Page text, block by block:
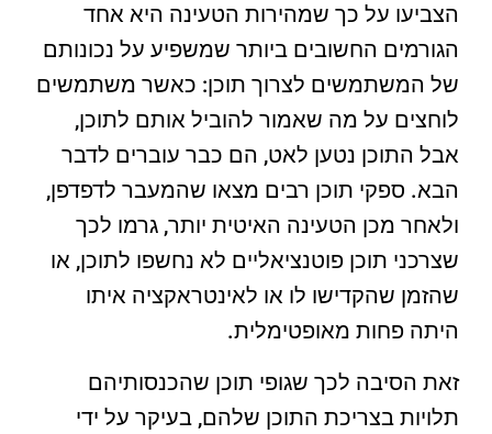
הצביעו על כך שמהירות הטעינה היא אחד
הגורמים החשובים ביותר שמשפיע על נכונותם
של המשתמשים לצרוך תוכן: כאשר משתמשים
לוחצים על מה שאמור להוביל אותם לתוכן,
אבל התוכן נטען לאט, הם כבר עוברים לדבר
הבא. ספקי תוכן רבים מצאו שהמעבר לדפדפן,
ולאחר מכן הטעינה האיטית יותר, גרמו לכך
שצרכני תוכן פוטנציאליים לא נחשפו לתוכן, או
שהזמן שהקדישו לו או לאינטראקציה איתו
היתה פחות מאופטימלית.
זאת הסיבה לכך שגופי תוכן שהכנסותיהם
תלויות בצריכת התוכן שלהם, בעיקר על ידי